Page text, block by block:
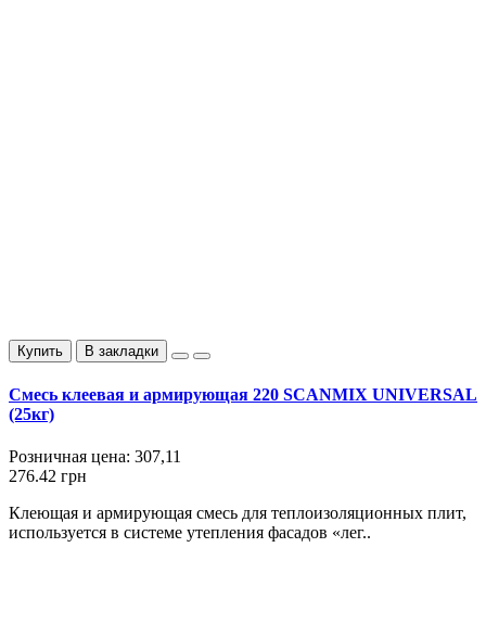
Купить В закладки
Смесь клеевая и армирующая 220 SCANMIX UNIVERSAL
(25кг)
Розничная цена: 307,11
276.42 грн
Клеющая и армирующая смесь для теплоизоляционных плит,
используется в системе утепления фасадов «лег..